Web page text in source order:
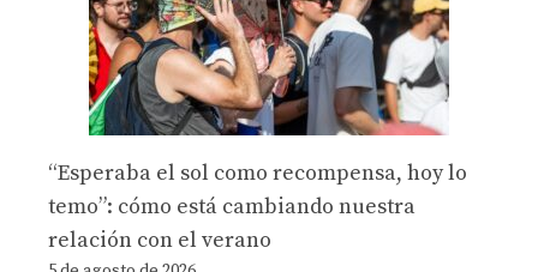
“Esperaba el sol como recompensa, hoy lo
temo”: cómo está cambiando nuestra
relación con el verano